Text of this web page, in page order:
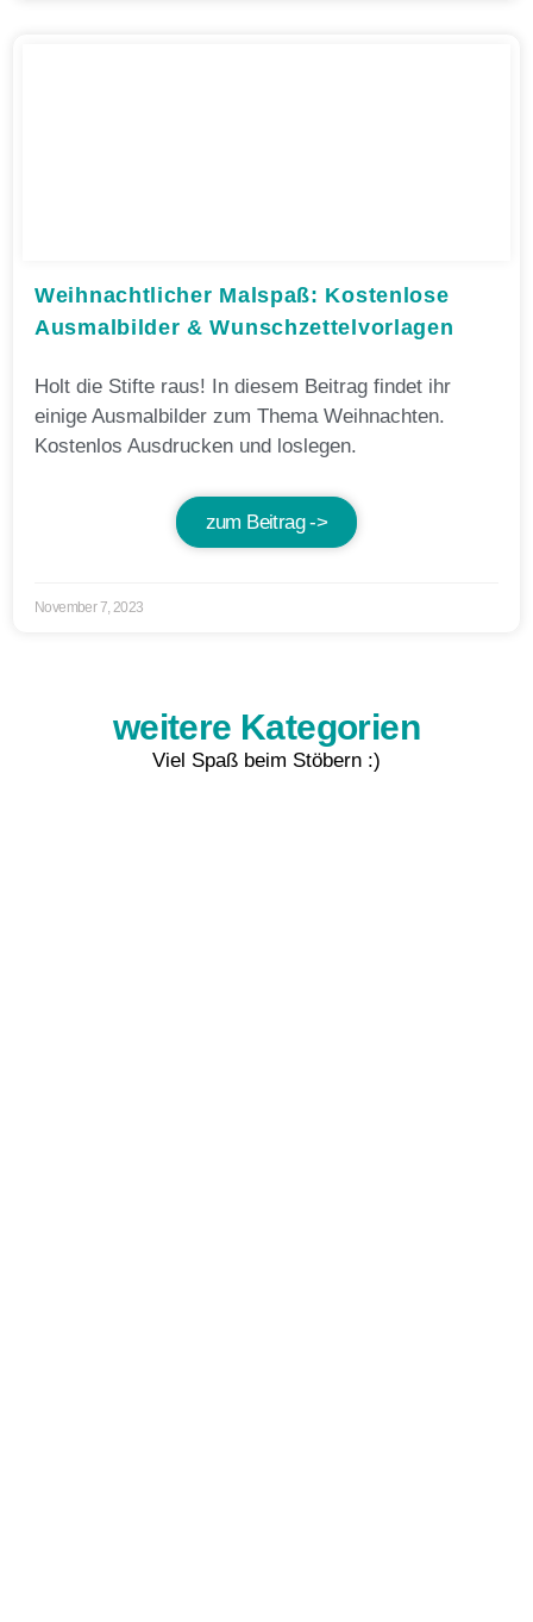
Weihnachtlicher Malspaß: Kostenlose
Ausmalbilder & Wunschzettelvorlagen
Holt die Stifte raus! In diesem Beitrag findet ihr
einige Ausmalbilder zum Thema Weihnachten.
Kostenlos Ausdrucken und loslegen.
zum Beitrag ->
November 7, 2023
weitere Kategorien
Viel Spaß beim Stöbern :)